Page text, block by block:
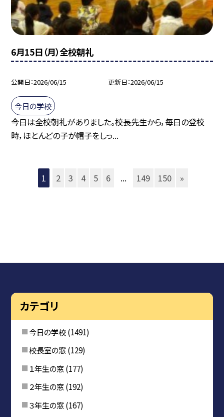
6月15日（月）全校朝礼
公開日 2026/06/15 更新日 2026/06/15
今日の学校
今日は全校朝礼がありました。校長先生から，毎日の登校
時，ほとんどの子が帽子をしっ...
1 2 3 4 5 6 ... 149 150 »
カテゴリ
今日の学校(1491)
校長室の窓(129)
１年生の窓(177)
２年生の窓(192)
３年生の窓(167)